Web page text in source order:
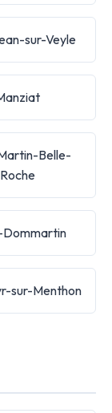
sur-Veyle
Belle-
Roche
sur-Menthon